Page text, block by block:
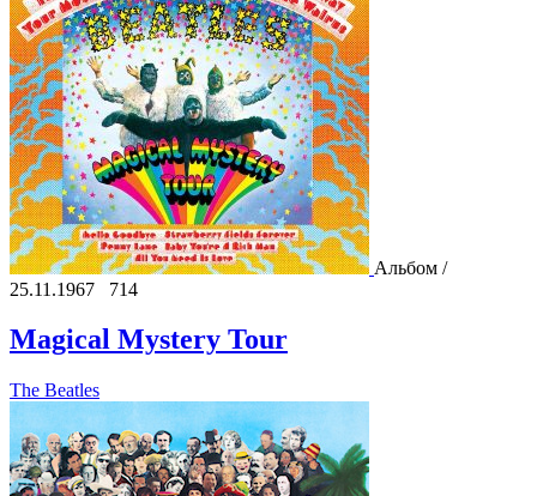
Альбом /
25.11.1967
714
Magical Mystery Tour
The Beatles